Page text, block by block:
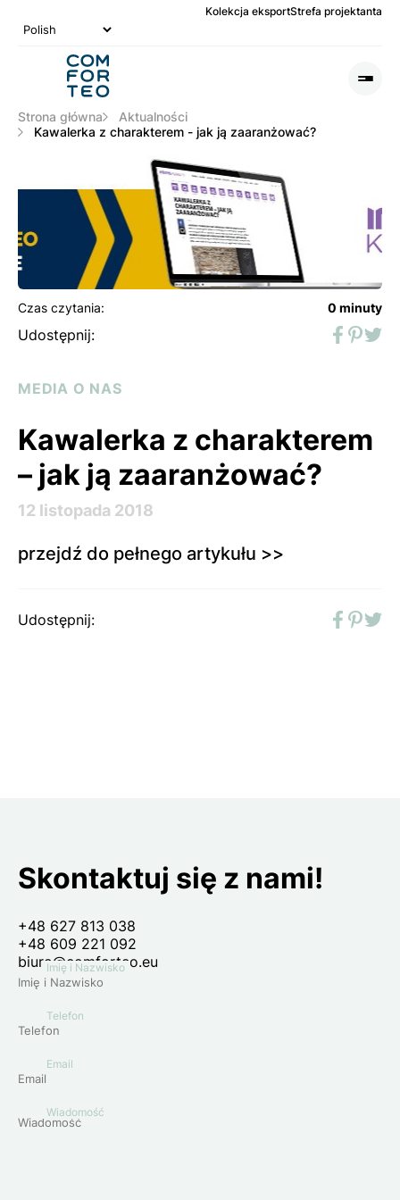
Kolekcja eksportStrefa projektanta
Strona główna
Aktualności
Kawalerka z charakterem - jak ją zaaranżować?
Czas czytania: 0 minuty
Udostępnij:
MEDIA O NAS
Kawalerka z charakterem
– jak ją zaaranżować?
12 listopada 2018
przejdź do pełnego artykułu >>
Udostępnij:
Skontaktuj się z nami!
+48 627 813 038
+48 609 221 092
biuro@comforteo.eu
Imię i Nazwisko
Telefon
Email
Wiadomość